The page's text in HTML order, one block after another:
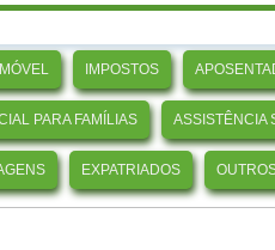
IMÓVEL IMPOSTOS
PARA FAMÍLIAS ASSISTÊNCIA
EXPATRIADOS